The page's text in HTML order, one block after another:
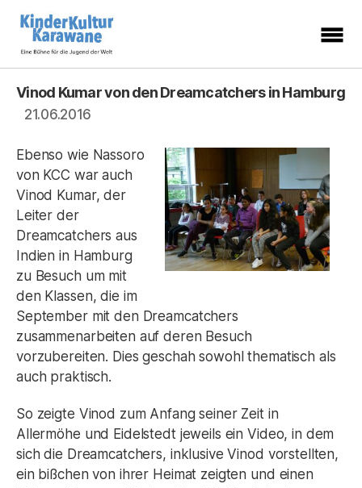
-
Bühne
die
Kategorien
Vinod Kumar von den Dreamcatchers in Hamburg
21.06.2016
Ebenso wie Nassoro
von KCC war auch
Vinod Kumar, der
Leiter der
Dreamcatchers aus
Indien in Hamburg
zu Besuch um mit
den Klassen, die im
September mit den Dreamcatchers
zusammenarbeiten auf deren Besuch
vorzubereiten. Dies geschah sowohl thematisch als
auch praktisch.
So zeigte Vinod zum Anfang seiner Zeit in
Allermöhe und Eidelstedt jeweils ein Video, in dem
sich die Dreamcatchers, inklusive Vinod vorstellten,
ein bißchen von ihrer Heimat zeigten und einen